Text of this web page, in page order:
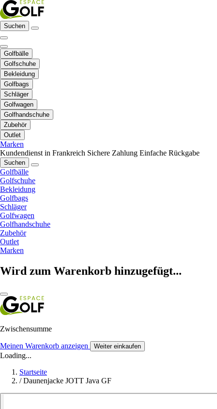
Suchen
Golfbälle
Golfschuhe
Bekleidung
Golfbags
Schläger
Golfwagen
Golfhandschuhe
Zubehör
Outlet
Marken
Kundendienst in Frankreich Sichere Zahlung Einfache Rückgabe
Suchen
Golfbälle
Golfschuhe
Bekleidung
Golfbags
Schläger
Golfwagen
Golfhandschuhe
Zubehör
Outlet
Marken
Wird zum Warenkorb hinzugefügt...
Zwischensumme
Meinen Warenkorb anzeigen Weiter einkaufen
Loading...
Startseite
/ Daunenjacke JOTT Java GF